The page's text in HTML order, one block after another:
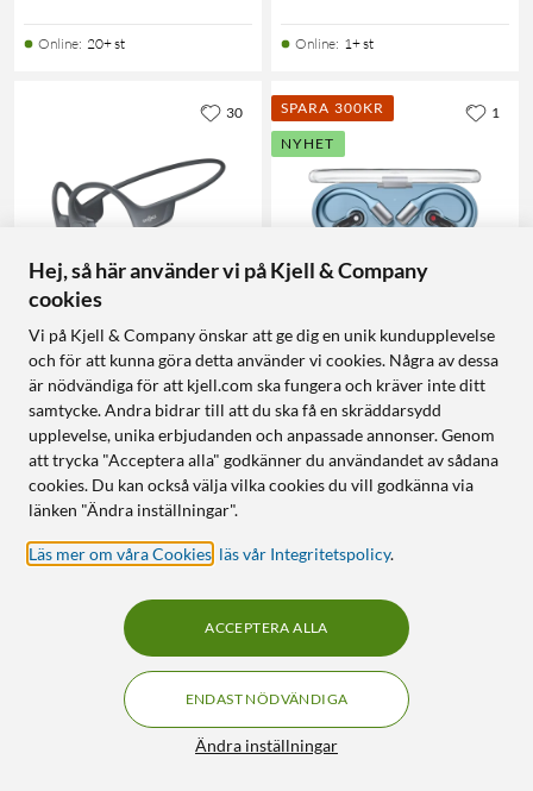
Online: 20+ st Online: 1+ st
Shokz
OpenRun Pro 2 Trådlösa
hörlurar
4.5 (89)
2 190:-
Dubbla brusreducerande
mikrofoner
Lyssna medan du hör din
omgivning
snabbladdning
100+ st
30
SPARA 300KR
NYHET
Nothing
Ear (open) trådlösa
hörlurar Blå
4.5 (24)
1 190 :-1 490:-
miljöljud
Tydliga höga toner och tungt
basljud
1
142
Hej, så här använder vi på Kjell & Company
cookies
Vi på Kjell & Company önskar att ge dig en unik kundupplevelse
och för att kunna göra detta använder vi cookies. Några av dessa
är nödvändiga för att kjell.com ska fungera och kräver inte ditt
samtycke. Andra bidrar till att du ska få en skräddarsydd
upplevelse, unika erbjudanden och anpassade annonser. Genom
att trycka "Acceptera alla" godkänner du användandet av sådana
cookies. Du kan också välja vilka cookies du vill godkänna via
länken "Ändra inställningar".
Läs mer om våra Cookies läs vår Integritetspolicy.
Ändra inställningar
ENDAST NÖDVÄNDIGA
ACCEPTERA ALLA